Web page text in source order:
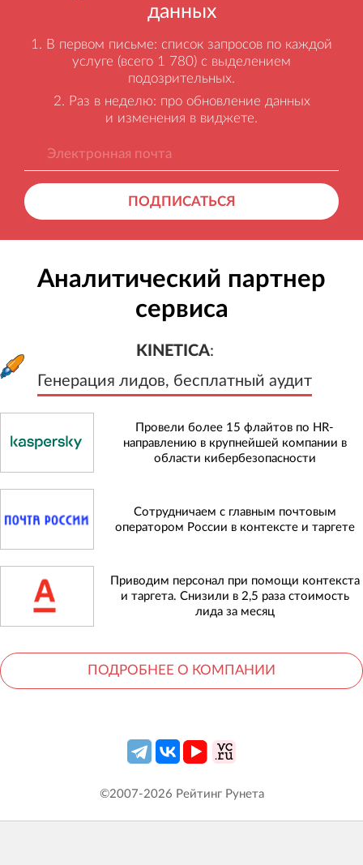
данных
В первом письме: список запросов по каждой
услуге (всего 1 780) с выделением
подозрительных.
Раз в неделю: про обновление данных
и изменения в виджете.
ПОДПИСАТЬСЯ
Аналитический партнер
сервиса
KINETICA:
Генерация лидов, бесплатный аудит
Генерация лидов, бесплатный
Провели более 15 флайтов по HR-
направлению в крупнейшей компании в
области кибербезопасности
Сотрудничаем с главным почтовым
оператором России в контексте и таргете
Приводим персонал при помощи контекста
и таргета. Снизили в 2,5 раза стоимость
лида за месяц
ПОДРОБНЕЕ О КОМПАНИИ
©2007-2026 Рейтинг Рунета